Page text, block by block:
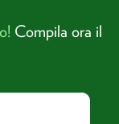
Compila ora il